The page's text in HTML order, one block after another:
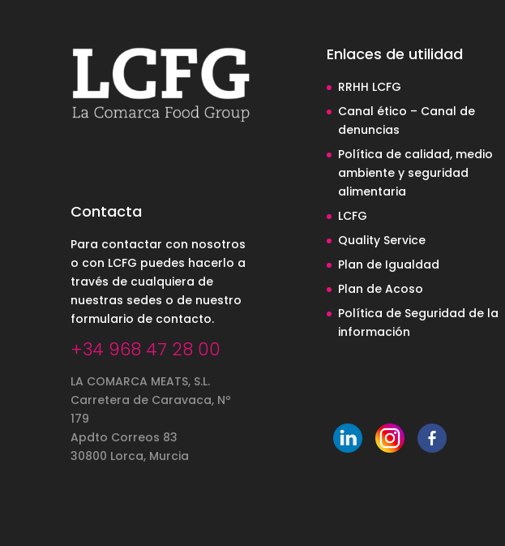
Contacta
Para contactar con nosotros
o con LCFG puedes hacerlo a
través de cualquiera de
nuestras sedes o de nuestro
formulario de contacto.
+34 968 47 28 00
LA COMARCA MEATS, S.L.
Carretera de Caravaca, Nº
179
Apdto Correos 83
30800 Lorca, Murcia
Enlaces de utilidad
RRHH LCFG
Canal ético – Canal de
denuncias
Política de calidad, medio
ambiente y seguridad
alimentaria
LCFG
Quality Service
Plan de Igualdad
Plan de Acoso
Política de Seguridad de la
información